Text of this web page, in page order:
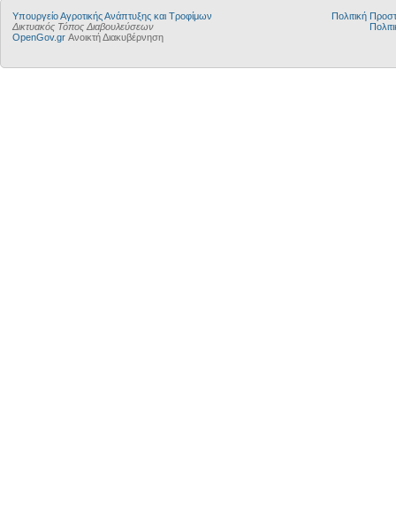
Υπουργείο Αγροτικής Ανάπτυξης και Τροφίμων
Δικτυακός Τόπος Διαβουλεύσεων
OpenGov.gr Ανοικτή Διακυβέρνηση
Πολιτική